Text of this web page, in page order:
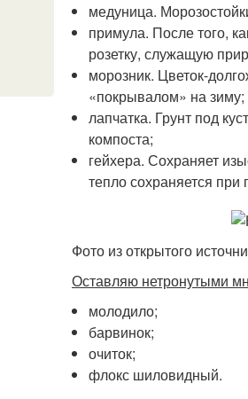
медуница.
примула. После того,
розетку, служащую
морозник. Цветок-
«покрывалом» на зиму;
лапчатка. Грунт под
компоста;
гейхера. Сохраняет
тепло сохраняется
Фото из открытого
Оставляю нетронутыми
молодило;
барвинок;
очиток;
флокс шиловидный.